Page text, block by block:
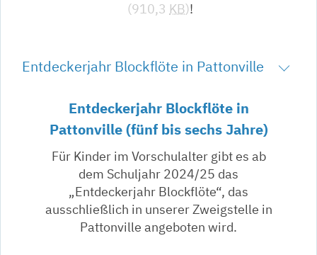
(910,3 KB)!
Entdeckerjahr Blockflöte in Pattonville
Entdeckerjahr Blockflöte in
Pattonville (fünf bis sechs Jahre)
Für Kinder im Vorschulalter gibt es ab
dem Schuljahr 2024/25 das
„Entdeckerjahr Blockflöte“, das
ausschließlich in unserer Zweigstelle in
Pattonville angeboten wird.